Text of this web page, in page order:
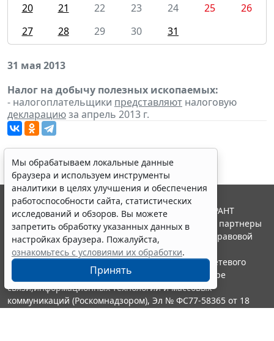
20
21 22 23 24 25
26
27
28 29 30 31
31 мая 2013
Налог на добычу полезных ископаемых:
- налогоплательщики представляют налоговую
декларациюза апрель 2013 г.
Мы обрабатываем локальные данные
браузера и используем инструменты
аналитики в целях улучшения и обеспечения
работоспособности сайта, статистических
исследований и обзоров. Вы можете
запретить обработку указанных данных в
настройках браузера. Пожалуйста,
ознакомьтесь с условиями их обработки.
Принять
© ООО "НПП "ГАРАНТ-СЕРВИС", 2026. Система ГАРАНТ
выпускается с 1990 года. Компания "Гарант" и ее партнеры
являются участниками Российской ассоциации правовой
информации ГАРАНТ.
Портал ГАРАНТ.РУ зарегистрирован в качестве сетевого
издания Федеральной службой по надзору в сфере
связи,информационных технологий и массовых
коммуникаций (Роскомнадзором), Эл № ФС77-58365 от 18